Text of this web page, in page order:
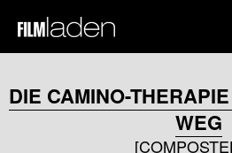
DIE CAMINO-
WEG